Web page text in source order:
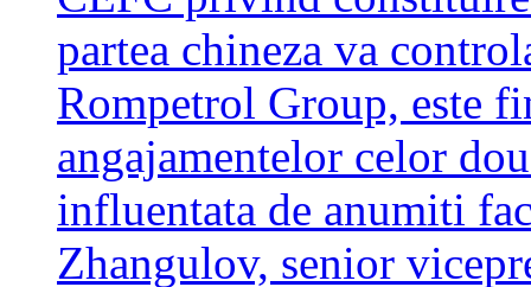
partea chineza va
Rompetrol Group, este
angajamentelor celor
influentata de anumiti
Zhangulov, senior